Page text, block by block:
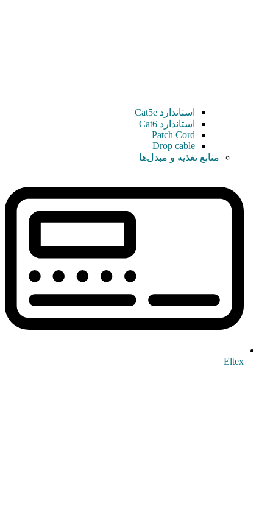
استاندارد Cat5e
استاندارد Cat6
Patch Cord
Drop cable
منابع تغذیه و مبدل‌ها
Eltex